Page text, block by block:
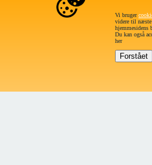
Vi bruger
videre til næste
hjemmesidens
Du kan også
her